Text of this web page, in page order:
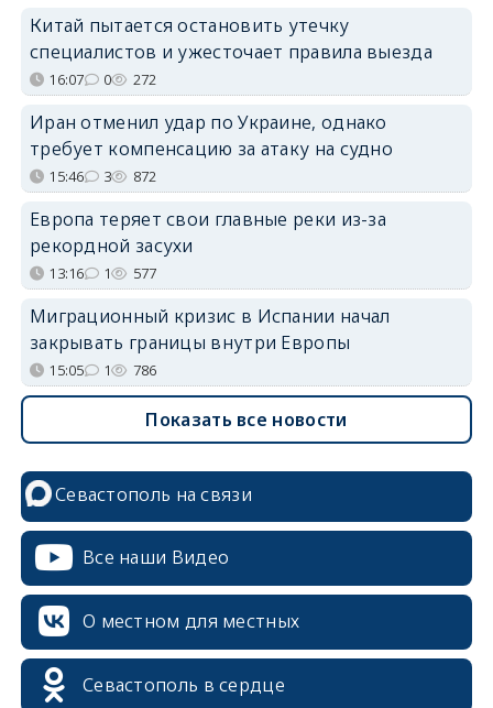
Китай пытается остановить утечку
специалистов и ужесточает правила выезда
16:07 0 272
Иран отменил удар по Украине, однако
требует компенсацию за атаку на судно
15:46 3 872
Европа теряет свои главные реки из-за
рекордной засухи
13:16 1 577
Миграционный кризис в Испании начал
закрывать границы внутри Европы
15:05 1 786
Показать все новости
Севастополь на связи
Все наши Видео
О местном для местных
Севастополь в сердце
erid: 2SDnjcrDNw6